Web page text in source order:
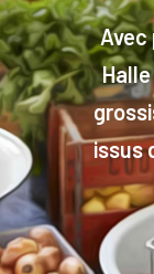
Avec
issus